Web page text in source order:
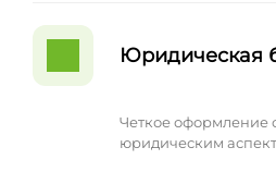
Юридическая
Четкое оформление
юридическим